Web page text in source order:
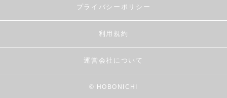
プライバシーポリシー
利用規約
運営会社について
© HOBONICHI